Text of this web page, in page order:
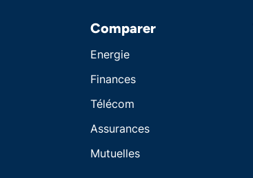
Comparer
Energie
Finances
Télécom
Assurances
Mutuelles